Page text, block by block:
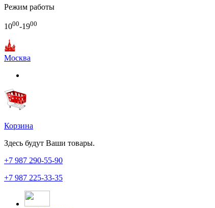
Режим работы
1000-1900
Москва
Корзина
Здесь будут Ваши товары.
+7 987 290-55-90
+7 987 225-33-35